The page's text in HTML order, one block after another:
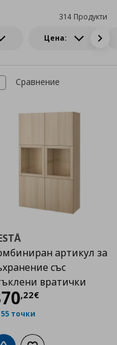
Цена:
314 Продукти
Сравнение
артикул за
със
вратички
,22€
точки